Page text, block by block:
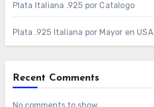
Plata Italiana .925 por Catalogo
Plata .925 Italiana por Mayor en USA
Recent Comments